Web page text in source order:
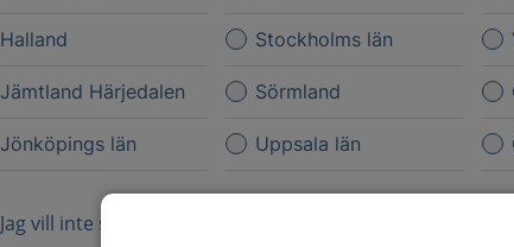
Halland
Jämtland Härjedalen
Jönköpings län
Stockholms län
Sörmland
Uppsala län
Jag vill inte se någon regional information